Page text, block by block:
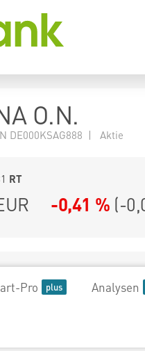
O.N.
DE000KSAG888 | Aktie
RT
-0,41 % (-
Pro Analysen